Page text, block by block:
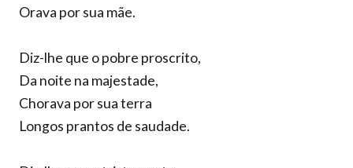
Orava por sua mãe.
Diz-lhe que o pobre proscrito,
Da noite na majestade,
Chorava por sua terra
Longos prantos de saudade.